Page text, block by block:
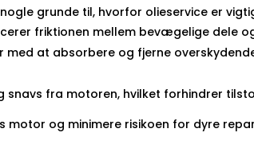
grunde til, hvorfor olieservice er
friktionen mellem bevægelige dele
at absorbere og fjerne
fra motoren, hvilket forhindrer
og minimere risikoen for dyre